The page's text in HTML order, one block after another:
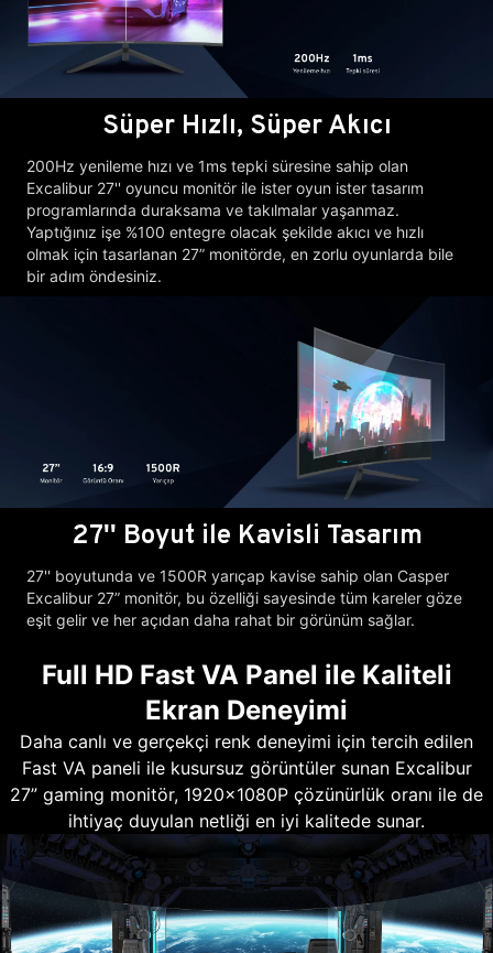
Süper Hızlı, Süper Akıcı
200Hz yenileme hızı ve 1ms tepki süresine sahip olan
Excalibur 27'' oyuncu monitör ile ister oyun ister tasarım
programlarında duraksama ve takılmalar yaşanmaz.
Yaptığınız işe %100 entegre olacak şekilde akıcı ve hızlı
olmak için tasarlanan 27” monitörde, en zorlu oyunlarda bile
bir adım öndesiniz.
27'' Boyut ile Kavisli Tasarım
27'' boyutunda ve 1500R yarıçap kavise sahip olan Casper
Excalibur 27” monitör, bu özelliği sayesinde tüm kareler göze
eşit gelir ve her açıdan daha rahat bir görünüm sağlar.
Full HD Fast VA Panel ile Kaliteli
Ekran Deneyimi
Daha canlı ve gerçekçi renk deneyimi için tercih edilen
Fast VA paneli ile kusursuz görüntüler sunan Excalibur
27” gaming monitör, 1920x1080P çözünürlük oranı ile de
ihtiyaç duyulan netliği en iyi kalitede sunar.